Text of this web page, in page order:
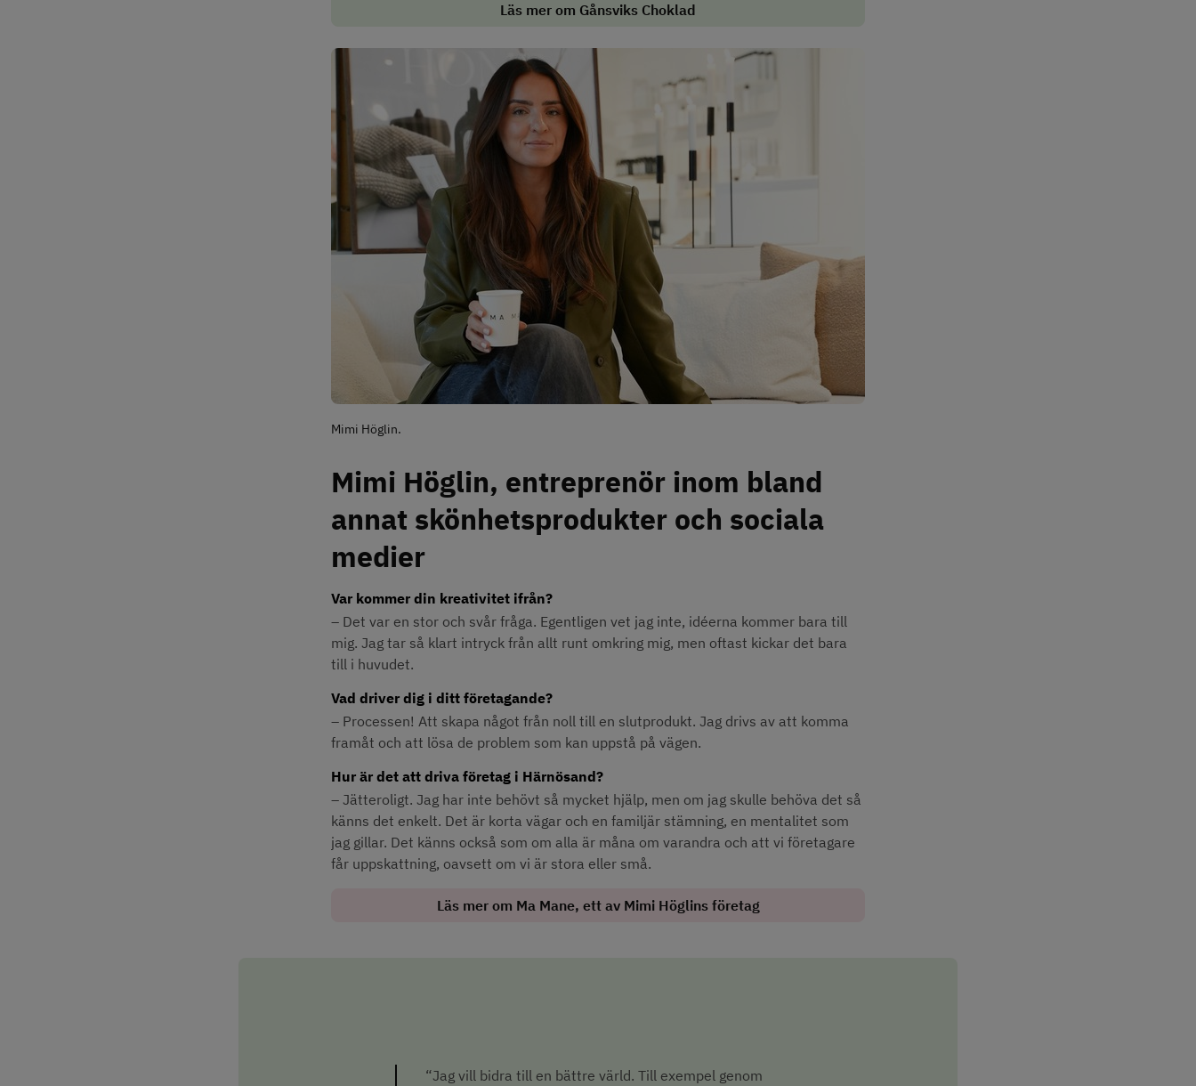
Läs mer om Gånsviks Choklad
Mimi Höglin.
Mimi Höglin, entreprenör inom bland
annat skönhetsprodukter och sociala
medier
Var kommer din kreativitet ifrån?
– Det var en stor och svår fråga. Egentligen vet jag inte, idéerna kommer bara till
mig. Jag tar så klart intryck från allt runt omkring mig, men oftast kickar det bara
till i huvudet.
Vad driver dig i ditt företagande?
– Processen! Att skapa något från noll till en slutprodukt. Jag drivs av att komma
framåt och att lösa de problem som kan uppstå på vägen.
Hur är det att driva företag i Härnösand?
– Jätteroligt. Jag har inte behövt så mycket hjälp, men om jag skulle behöva det så
känns det enkelt. Det är korta vägar och en familjär stämning, en mentalitet som
jag gillar. Det känns också som om alla är måna om varandra och att vi företagare
får uppskattning, oavsett om vi är stora eller små.
Läs mer om Ma Mane, ett av Mimi Höglins företag
“Jag vill bidra till en bättre värld. Till exempel genom